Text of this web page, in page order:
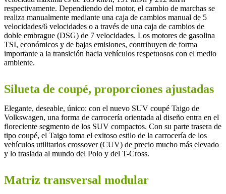
respectivamente. Dependiendo del motor, el cambio de marchas se
realiza manualmente mediante una caja de cambios manual de 5
velocidades/6 velocidades o a través de una caja de cambios de
doble embrague (DSG) de 7 velocidades. Los motores de gasolina
TSI, económicos y de bajas emisiones, contribuyen de forma
importante a la transición hacia vehículos respetuosos con el medio
ambiente.
Silueta de coupé, proporciones ajustadas
Elegante, deseable, único: con el nuevo SUV coupé Taigo de
Volkswagen, una forma de carrocería orientada al diseño entra en el
floreciente segmento de los SUV compactos. Con su parte trasera de
tipo coupé, el Taigo toma el exitoso estilo de la carrocería de los
vehículos utilitarios crossover (CUV) de precio mucho más elevado
y lo traslada al mundo del Polo y del T-Cross.
Matriz transversal modular